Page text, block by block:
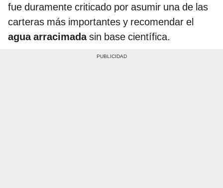
fue duramente criticado por asumir una de las
carteras más importantes y recomendar el
agua arracimadasin base científica.